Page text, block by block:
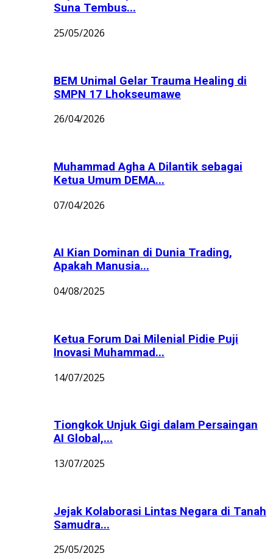
Suna Tembus...
25/05/2026
BEM Unimal Gelar Trauma Healing di
SMPN 17 Lhokseumawe
26/04/2026
Muhammad Agha A Dilantik sebagai
Ketua Umum DEMA...
07/04/2026
AI Kian Dominan di Dunia Trading,
Apakah Manusia...
04/08/2025
Ketua Forum Dai Milenial Pidie Puji
Inovasi Muhammad...
14/07/2025
Tiongkok Unjuk Gigi dalam Persaingan
AI Global,...
13/07/2025
Jejak Kolaborasi Lintas Negara di Tanah
Samudra...
25/05/2025